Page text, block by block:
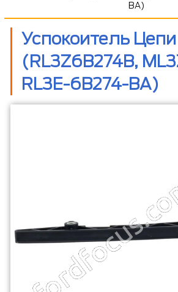
BA)
Успокоитель Цепи
(RL3Z6B274B,
RL3E-6B274-BA)